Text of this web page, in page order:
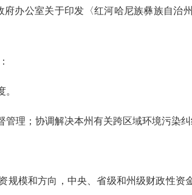
办公室关于印发〈红河哈尼族彝族自治
理；协调解决本州有关跨区域环境污染
规模和方向，中央、省级和州级财政性